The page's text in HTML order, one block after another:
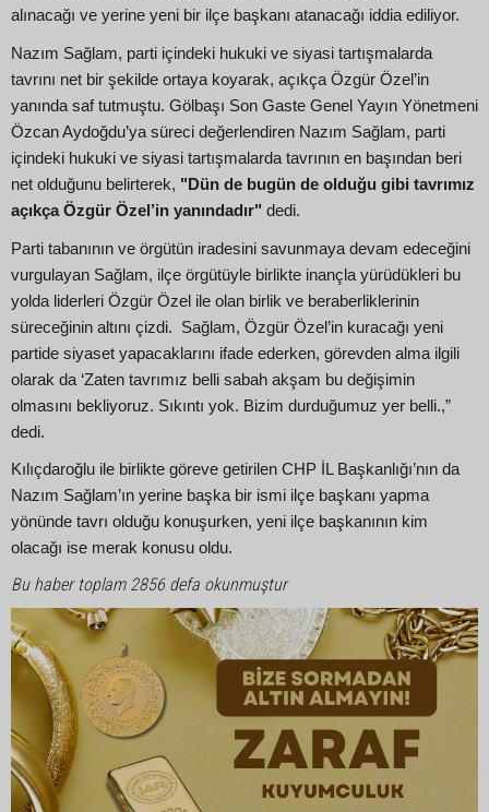
alınacağı ve yerine yeni bir ilçe başkanı atanacağı iddia ediliyor.
Nazım Sağlam, parti içindeki hukuki ve siyasi tartışmalarda
tavrını net bir şekilde ortaya koyarak, açıkça Özgür Özel’in
yanında saf tutmuştu. Gölbaşı Son Gaste Genel Yayın Yönetmeni
Özcan Aydoğdu’ya süreci değerlendiren Nazım Sağlam, parti
içindeki hukuki ve siyasi tartışmalarda tavrının en başından beri
net olduğunu belirterek, "Dün de bugün de olduğu gibi tavrımız
açıkça Özgür Özel’in yanındadır" dedi.
Parti tabanının ve örgütün iradesini savunmaya devam edeceğini
vurgulayan Sağlam, ilçe örgütüyle birlikte inançla yürüdükleri bu
yolda liderleri Özgür Özel ile olan birlik ve beraberliklerinin
süreceğinin altını çizdi. Sağlam, Özgür Özel’in kuracağı yeni
partide siyaset yapacaklarını ifade ederken, görevden alma ilgili
olarak da ‘Zaten tavrımız belli sabah akşam bu değişimin
olmasını bekliyoruz. Sıkıntı yok. Bizim durduğumuz yer belli.,”
dedi.
Kılıçdaroğlu ile birlikte göreve getirilen CHP İL Başkanlığı’nın da
Nazım Sağlam’ın yerine başka bir ismi ilçe başkanı yapma
yönünde tavrı olduğu konuşurken, yeni ilçe başkanının kim
olacağı ise merak konusu oldu.
Bu haber toplam 2856 defa okunmuştur